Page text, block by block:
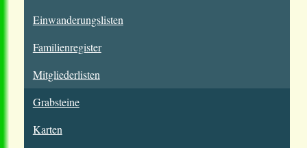
Einwanderungslisten
Familienregister
Mitgliederlisten
Grabsteine
Karten